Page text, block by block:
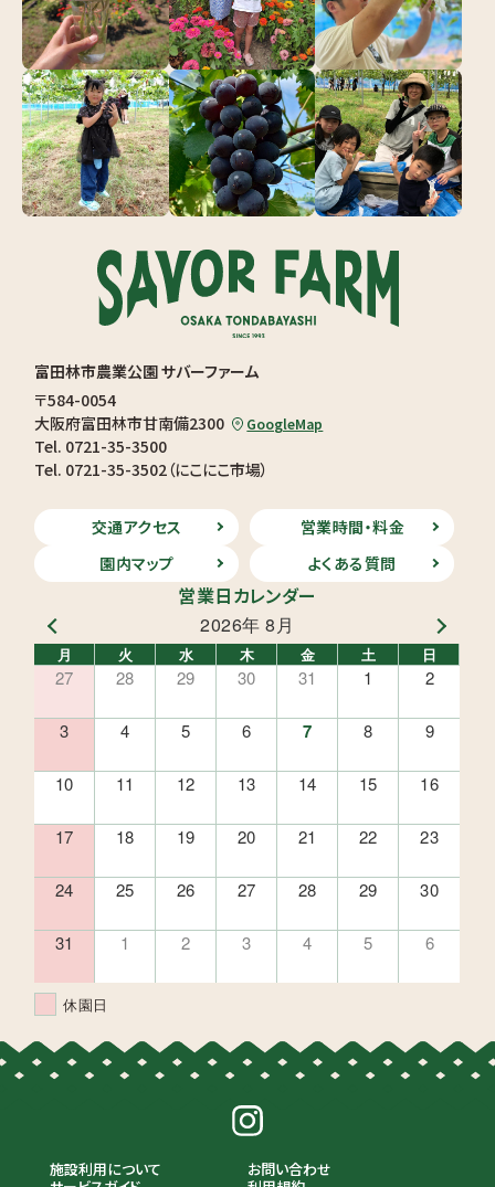
富田林市農業公園 サバーファーム
〒584-0054
大阪府富田林市甘南備2300
GoogleMap
Tel. 0721-35-3500
Tel. 0721-35-3502（にこにこ市場）
交通アクセス
営業時間・料金
園内マップ
よくある質問
営業日カレンダー
2026年 8月
月 火 水 木 金 土 日
27 28 29 30 31 1 2
3 4 5 6 7 8 9
10 11 12 13 14 15 16
17 18 19 20 21 22 23
24 25 26 27 28 29 30
31 1 2 3 4 5 6
休園日
施設利用について
お問い合わせ